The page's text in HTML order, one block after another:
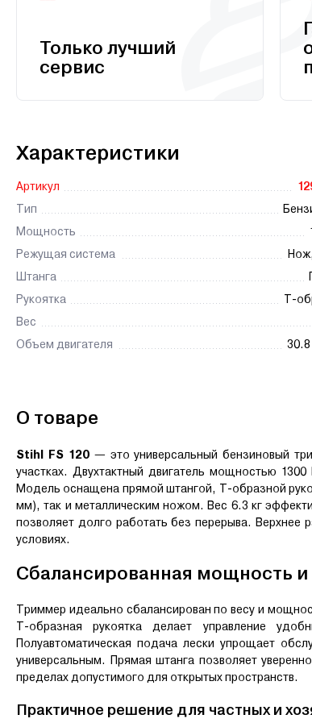
Только лучший
сервис
Характеристики
Артикул
Тип
Мощность
Режущая система
Штанга
Рукоятка
T-
Вес
Объем двигателя
О товаре
Stihl FS 120— это универсальный бензиновый
участках. Двухтактный двигатель мощностью
Модель оснащена прямой штангой, T-образной
мм), так и металлическим ножом. Вес 6.3 кг
позволяет долго работать без перерыва. Верхнее
условиях.
Сбалансированная мощность
Триммер идеально сбалансирован по весу и
T-образная рукоятка делает управление
Полуавтоматическая подача лески упрощает
универсальным. Прямая штанга позволяет
пределах допустимого для открытых пространств.
Практичное решение для частных и